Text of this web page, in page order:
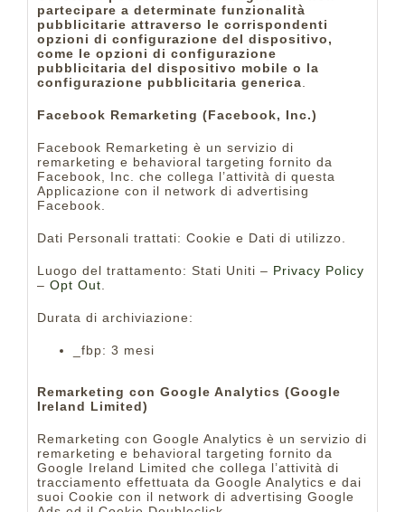
partecipare a determinate funzionalità
pubblicitarie attraverso le corrispondenti
opzioni di configurazione del dispositivo,
come le opzioni di configurazione
pubblicitaria del dispositivo mobile o la
configurazione pubblicitaria generica
Facebook Remarketing (Facebook, Inc.)
Facebook Remarketing è un servizio di
remarketing e behavioral targeting fornito da
Facebook, Inc. che collega l’attività di questa
Applicazione con il network di advertising
Facebook.
Dati Personali trattati: Cookie e Dati di utilizzo.
Luogo del trattamento: Stati Uniti – Privacy Policy
– Opt Out
Durata di archiviazione:
_fbp: 3 mesi
Remarketing con Google Analytics (Google
Ireland Limited)
Remarketing con Google Analytics è un servizio di
remarketing e behavioral targeting fornito da
Google Ireland Limited che collega l’attività di
tracciamento effettuata da Google Analytics e dai
suoi Cookie con il network di advertising Google